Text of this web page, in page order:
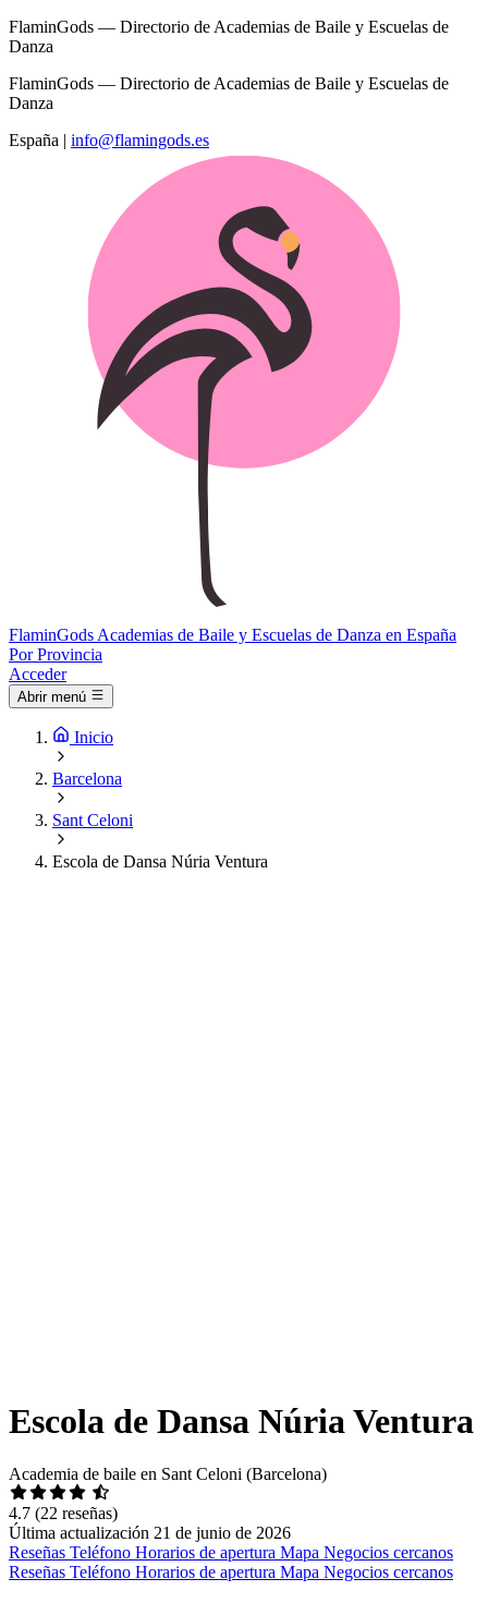
FlaminGods — Directorio de Academias de Baile y Escuelas de
Danza
FlaminGods — Directorio de Academias de Baile y Escuelas de
Danza
España | info@flamingods.es
FlaminGods Academias de Baile y Escuelas de Danza en España
Por Provincia
Acceder
Abrir menú
Inicio
Barcelona
Sant Celoni
Escola de Dansa Núria Ventura
Escola de Dansa Núria Ventura
Academia de baile en Sant Celoni (Barcelona)
4.7 (22 reseñas)
Última actualización 21 de junio de 2026
Reseñas Teléfono Horarios de apertura Mapa Negocios cercanos
Reseñas Teléfono Horarios de apertura Mapa Negocios cercanos